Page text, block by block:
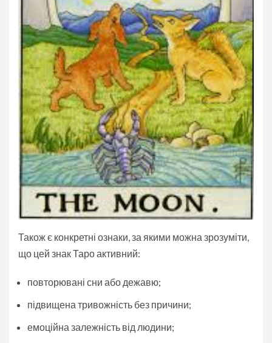
Також є конкретні ознаки, за якими можна зрозуміти,
що цей знак Таро активний:
повторювані сни або дежавю;
підвищена тривожність без причини;
емоційна залежність від людини;